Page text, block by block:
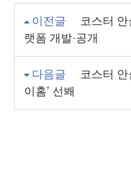
이전글
코스터
랫폼 개발·공개
다음글
코스터
이홈’ 선봬